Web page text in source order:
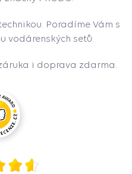
Poradíme Vám s
vodárenských setů.
i doprava zdarma.